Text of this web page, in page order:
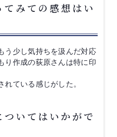
みての感想はい
う少し気持ちを汲んだ対応
り作成の荻原さんは特に印
ている感じがした。
いてはいかがで